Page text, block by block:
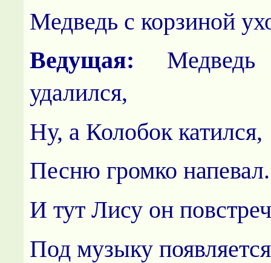
Медведь с корзиной
Ведущая: Медведь
удалился,
Ну, а Колобок катился,
Песню громко
И тут Лису он
Под музыку